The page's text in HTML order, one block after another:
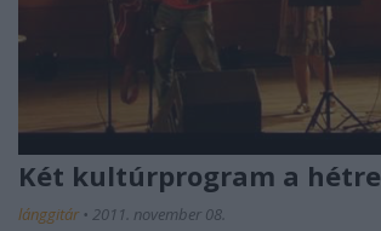
Két kultúrprogram a hétre
lánggitár • 2011. november 08.